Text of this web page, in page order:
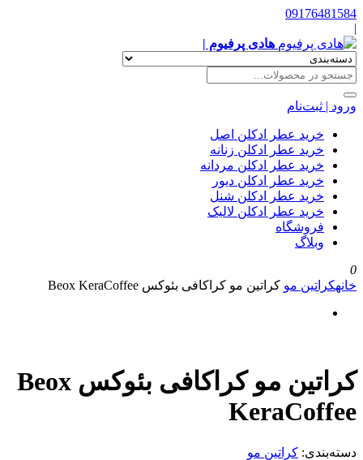
09176481584
|
هادی پرفیوم |
ورود | ثبت‌نام
خرید عطر ادکلن اصل
خرید عطر ادکلن زنانه
خرید عطر ادکلن مردانه
خرید عطر ادکلن دیور
خرید عطر ادکلن شنل
خرید عطر ادکلن لالیک
فروشگاه
وبلاگ
0
خانهکراتین مو کراتین مو کراکافی بئوکس Beox KeraCoffee
کراتین مو کراکافی بئوکس Beox
KeraCoffee
دسته‌بندی: کراتین مو